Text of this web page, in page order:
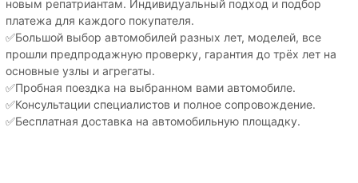
новым репатриантам. Индивидуальный подход и подбор
платежа для каждого покупателя.
✅Большой выбор автомобилей разных лет, моделей, все
прошли предпродажную проверку, гарантия до трёх лет на
основные узлы и агрегаты.
✅Пробная поездка на выбранном вами автомобиле.
✅Консультации специалистов и полное сопровождение.
✅Бесплатная доставка на автомобильную площадку.